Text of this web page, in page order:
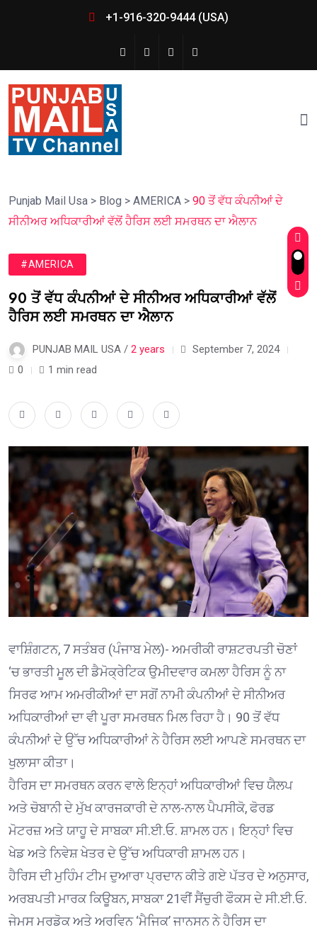
+1-916-320-9444 (USA)
Punjab Mail Usa > Blog > AMERICA > 90 ਤੋਂ ਵੱਧ ਕੰਪਨੀਆਂ ਦੇ
ਸੀਨੀਅਰ ਅਧਿਕਾਰੀਆਂ ਵੱਲੋਂ ਹੈਰਿਸ ਲਈ ਸਮਰਥਨ ਦਾ ਐਲਾਨ
#AMERICA
90 ਤੋਂ ਵੱਧ ਕੰਪਨੀਆਂ ਦੇ ਸੀਨੀਅਰ ਅਧਿਕਾਰੀਆਂ ਵੱਲੋਂ
ਹੈਰਿਸ ਲਈ ਸਮਰਥਨ ਦਾ ਐਲਾਨ
PUNJAB MAIL USA / 2 years
September 7, 2024
0
1 min read
ਵਾਸ਼ਿੰਗਟਨ, 7 ਸਤੰਬਰ (ਪੰਜਾਬ ਮੇਲ)- ਅਮਰੀਕੀ ਰਾਸ਼ਟਰਪਤੀ ਚੋਣਾਂ
‘ਚ ਭਾਰਤੀ ਮੂਲ ਦੀ ਡੈਮੋਕ੍ਰੇਟਿਕ ਉਮੀਦਵਾਰ ਕਮਲਾ ਹੈਰਿਸ ਨੂੰ ਨਾ
ਸਿਰਫ ਆਮ ਅਮਰੀਕੀਆਂ ਦਾ ਸਗੋਂ ਨਾਮੀ ਕੰਪਨੀਆਂ ਦੇ ਸੀਨੀਅਰ
ਅਧਿਕਾਰੀਆਂ ਦਾ ਵੀ ਪੂਰਾ ਸਮਰਥਨ ਮਿਲ ਰਿਹਾ ਹੈ। 90 ਤੋਂ ਵੱਧ
ਕੰਪਨੀਆਂ ਦੇ ਉੱਚ ਅਧਿਕਾਰੀਆਂ ਨੇ ਹੈਰਿਸ ਲਈ ਆਪਣੇ ਸਮਰਥਨ ਦਾ
ਖੁਲਾਸਾ ਕੀਤਾ।
ਹੈਰਿਸ ਦਾ ਸਮਰਥਨ ਕਰਨ ਵਾਲੇ ਇਨ੍ਹਾਂ ਅਧਿਕਾਰੀਆਂ ਵਿਚ ਯੈਲਪ
ਅਤੇ ਚੋਬਾਨੀ ਦੇ ਮੁੱਖ ਕਾਰਜਕਾਰੀ ਦੇ ਨਾਲ-ਨਾਲ ਪੈਪਸੀਕੋ, ਫੋਰਡ
ਮੋਟਰਜ਼ ਅਤੇ ਯਾਹੂ ਦੇ ਸਾਬਕਾ ਸੀ.ਈ.ਓ. ਸ਼ਾਮਲ ਹਨ। ਇਨ੍ਹਾਂ ਵਿਚ
ਖੇਡ ਅਤੇ ਨਿਵੇਸ਼ ਖੇਤਰ ਦੇ ਉੱਚ ਅਧਿਕਾਰੀ ਸ਼ਾਮਲ ਹਨ।
ਹੈਰਿਸ ਦੀ ਮੁਹਿੰਮ ਟੀਮ ਦੁਆਰਾ ਪ੍ਰਦਾਨ ਕੀਤੇ ਗਏ ਪੱਤਰ ਦੇ ਅਨੁਸਾਰ,
ਅਰਬਪਤੀ ਮਾਰਕ ਕਿਊਬਨ, ਸਾਬਕਾ 21ਵੀਂ ਸੈਂਚੁਰੀ ਫੌਕਸ ਦੇ ਸੀ.ਈ.ਓ.
ਜੇਮਸ ਮਰਡੋਕ ਅਤੇ ਅਰਵਿਨ ‘ਮੈਜਿਕ’ ਜਾਨਸਨ ਨੇ ਹੈਰਿਸ ਦਾ